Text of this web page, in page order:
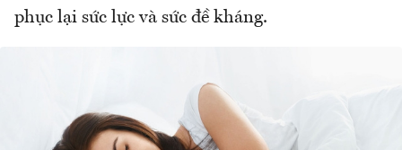
phục lại sức lực và sức đề kháng.